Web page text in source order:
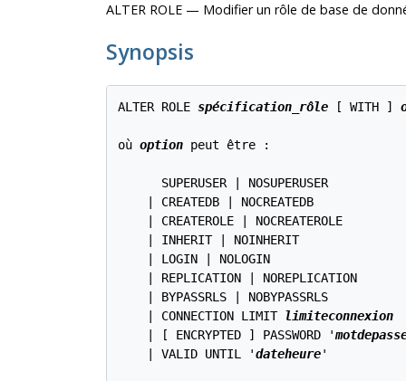
ALTER ROLE — Modifier un rôle de base de
Synopsis
ALTER ROLE spécification_rôle [ WITH ]
où option peut être :
      SUPERUSER | NOSUPERUSER
    | CREATEDB | NOCREATEDB
    | CREATEROLE | NOCREATEROLE
    | INHERIT | NOINHERIT
    | LOGIN | NOLOGIN
    | REPLICATION | NOREPLICATION
    | BYPASSRLS | NOBYPASSRLS
    | CONNECTION LIMIT
limiteconnexion
    | [ ENCRYPTED ] PASSWORD '
    | VALID UNTIL '
dateheure'